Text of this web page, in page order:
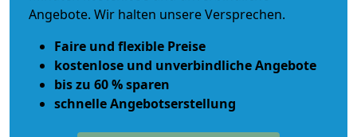
Angebote. Wir halten unsere Versprechen.
Faire und flexible Preise
kostenlose und unverbindliche Angebote
bis zu 60 % sparen
schnelle Angebotserstellung